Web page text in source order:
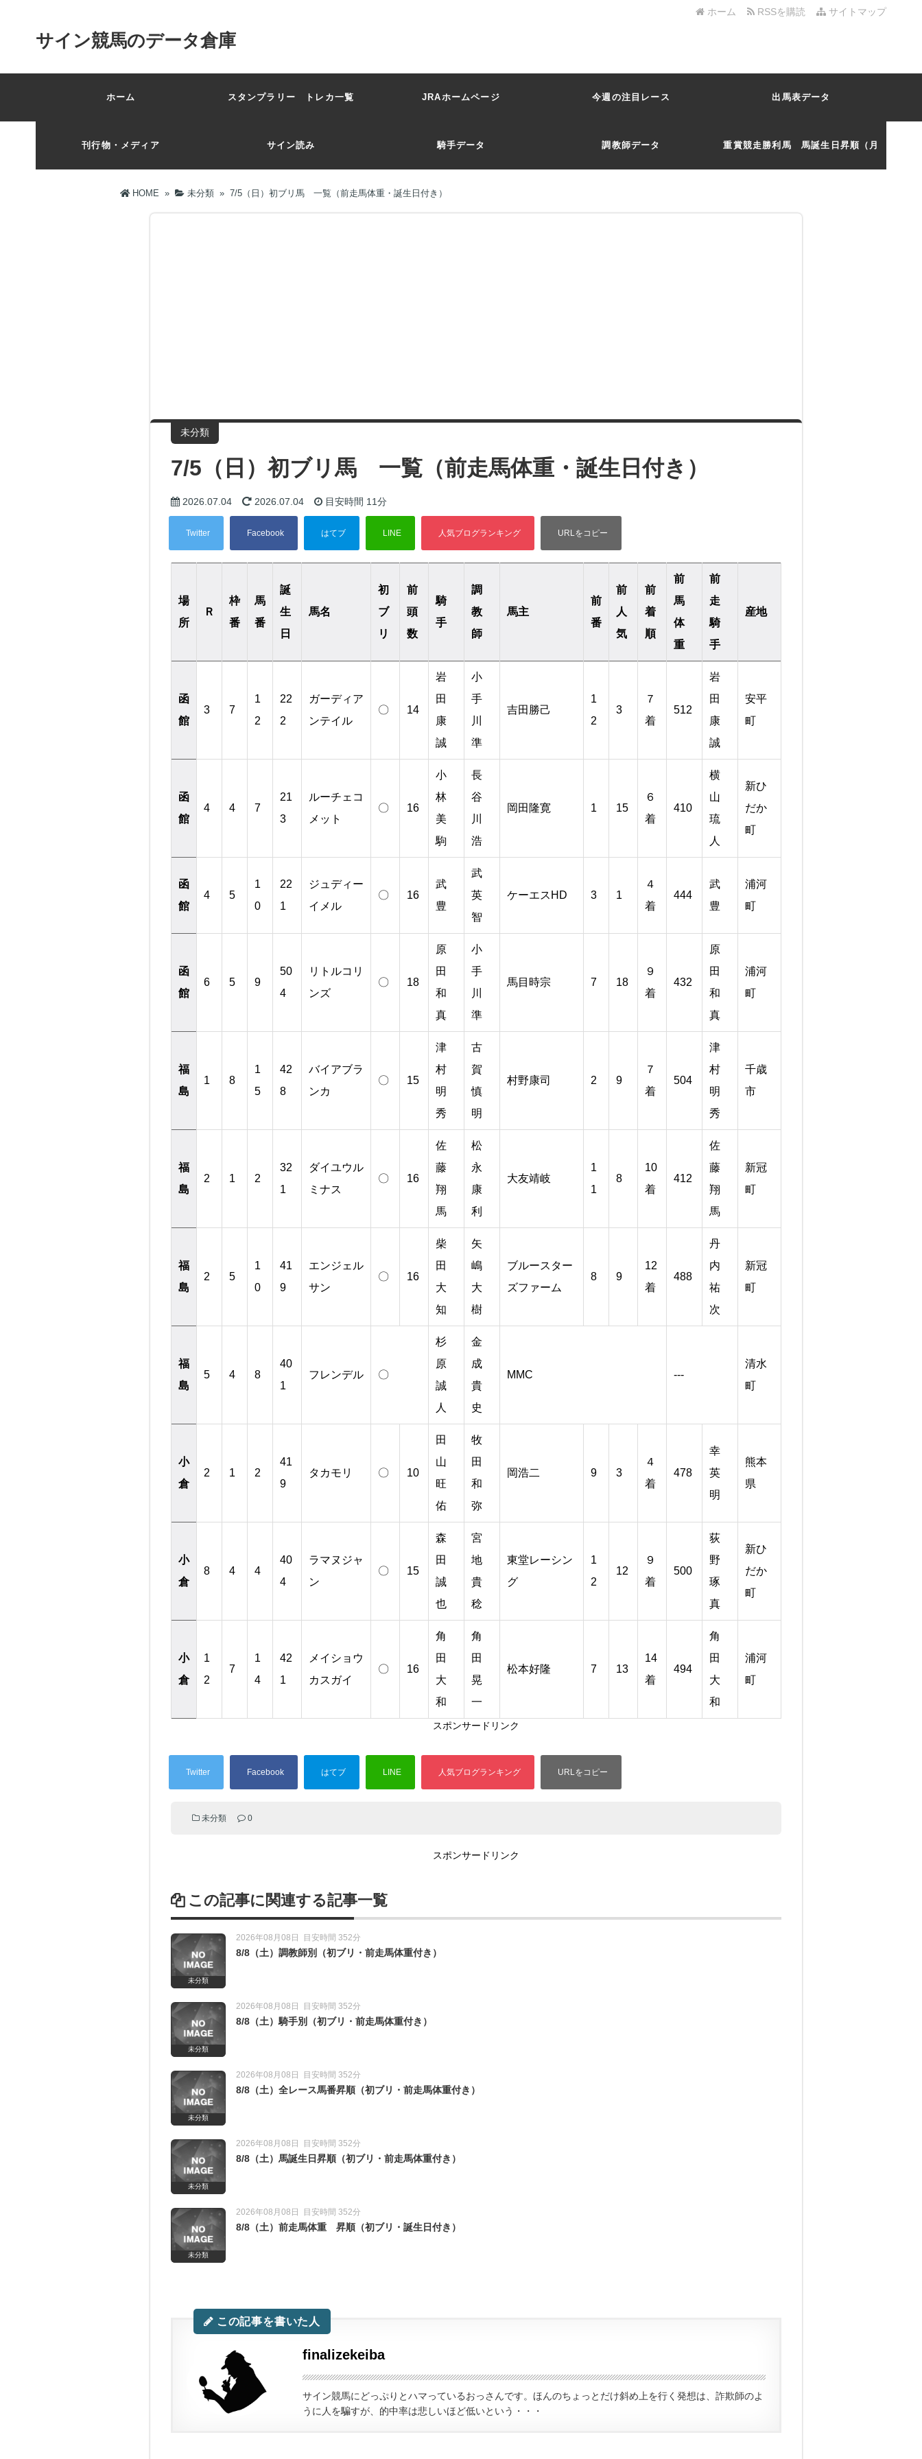
サイトマップ
RSSを購読
ホーム
サイン競馬のデータ倉庫
ホーム スタンプラリー トレカ一覧 JRAホームページ 今週の注目レース 出馬表データ
刊行物・メディア サイン読み 騎手データ 調教師データ 重賞競走勝利馬 馬誕生日昇順（月
HOME » 未分類 » 7/5（日）初ブリ馬 一覧（前走馬体重・誕生日付き）
未分類
7/5（日）初ブリ馬 一覧（前走馬体重・誕生日付き）
2026.07.04 2026.07.04 目安時間 11分
場
所
Ｒ
枠
番
馬
番
誕
生
日
馬名
初
ブ
リ
前
頭
数
騎
手
調
教
師
馬主
前
番
前
人
気
前
着
順
前
馬
体
重
前
走
騎
手
産地
函
館
3 7
1
2
22
2
ガーディア
ンテイル
〇 14
岩
田
康
誠
小
手
川
準
吉田勝己
1
2
3
７
着
512
岩
田
康
誠
安平
町
函
館
4 4 7
21
3
ルーチェコ
メット
〇 16
小
林
美
駒
長
谷
川
浩
岡田隆寛 1 15
６
着
410
横
山
琉
人
新ひ
だか
町
函
館
4 5
1
0
22
1
ジュディー
イメル
〇 16
武
豊
武
英
智
ケーエスHD 3 1
４
着
444
武
豊
浦河
町
函
館
6 5 9
50
4
リトルコリ
ンズ
〇 18
原
田
和
真
小
手
川
準
馬目時宗 7 18
９
着
432
原
田
和
真
浦河
町
福
島
1 8
1
5
42
8
バイアブラ
ンカ
〇 15
津
村
明
秀
古
賀
慎
明
村野康司 2 9
７
着
504
津
村
明
秀
千歳
市
福
島
2 1 2
32
1
ダイユウル
ミナス
〇 16
佐
藤
翔
馬
松
永
康
利
大友靖岐
1
1
8
10
着
412
佐
藤
翔
馬
新冠
町
福
島
2 5
1
0
41
9
エンジェル
サン
〇 16
柴
田
大
知
矢
嶋
大
樹
ブルースター
ズファーム
8 9
12
着
488
丹
内
祐
次
新冠
町
福
島
5 4 8
40
1
フレンデル 〇
杉
原
誠
人
金
成
貴
史
MMC ---
清水
町
小
倉
2 1 2
41
9
タカモリ 〇 10
田
山
旺
佑
牧
田
和
弥
岡浩二 9 3
４
着
478
幸
英
明
熊本
県
小
倉
8 4 4
40
4
ラマヌジャ
ン
〇 15
森
田
誠
也
宮
地
貴
稔
東堂レーシン
グ
1
2
12
９
着
500
荻
野
琢
真
新ひ
だか
町
小
倉
1
2
7
1
4
42
1
メイショウ
カスガイ
〇 16
角
田
大
和
角
田
晃
一
松本好隆 7 13
14
着
494
角
田
大
和
浦河
町
スポンサードリンク
未分類 0
スポンサードリンク
この記事に関連する記事一覧
未分類
2026年08月08日 目安時間 352分
8/8（土）調教師別（初ブリ・前走馬体重付き）
未分類
2026年08月08日 目安時間 352分
8/8（土）騎手別（初ブリ・前走馬体重付き）
未分類
2026年08月08日 目安時間 352分
8/8（土）全レース馬番昇順（初ブリ・前走馬体重付き）
未分類
2026年08月08日 目安時間 352分
8/8（土）馬誕生日昇順（初ブリ・前走馬体重付き）
未分類
2026年08月08日 目安時間 352分
8/8（土）前走馬体重 昇順（初ブリ・誕生日付き）
この記事を書いた人
finalizekeiba
サイン競馬にどっぷりとハマっているおっさんです。ほんのちょっとだけ斜め上を行く発想は、詐欺師のよ
うに人を騙すが、的中率は悲しいほど低いという・・・